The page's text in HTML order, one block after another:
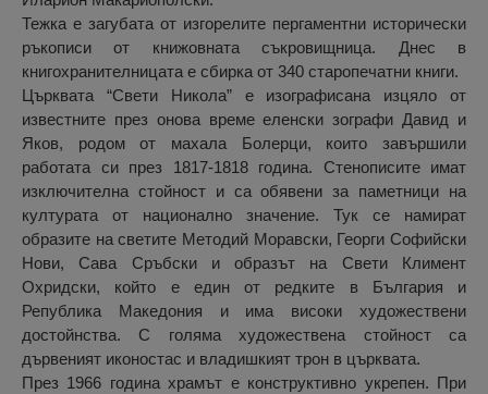
Тежка е загубата от изгорелите пергаментни исторически
ръкописи от книжовната съкровищница. Днес в
книгохранителницата е сбирка от 340 старопечатни книги.
Църквата “Свети Никола” е изографисана изцяло от
известните през онова време еленски зографи Давид и
Яков, родом от махала Болерци, които завършили
работата си през 1817-1818 година. Стенописите имат
изключителна стойност и са обявени за паметници на
културата от национално значение. Тук се намират
образите на светите Методий Моравски, Георги Софийски
Нови, Сава Сръбски и образът на Свети Климент
Охридски, който е един от редките в България и
Република Македония и има високи художествени
достойнства. С голяма художествена стойност са
дървеният иконостас и владишкият трон в църквата.
През 1966 година храмът е конструктивно укрепен. При